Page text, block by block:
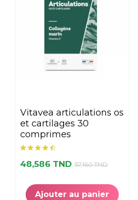
vitavea articulations os
et cartilages 30
comprimes
48,586 TND 57,160 TND
Ajouter au panier